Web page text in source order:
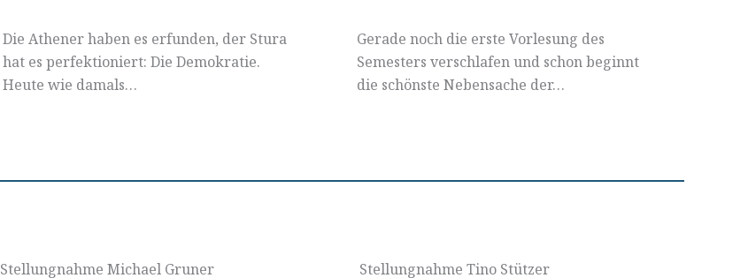
Die Athener haben es erfunden, der Stura
hat es perfektioniert: Die Demokratie.
Heute wie damals…
Gerade noch die erste Vorlesung des
Semesters verschlafen und schon beginnt
die schönste Nebensache der…
Stellungnahme Michael Gruner Stellungnahme Tino Stützer